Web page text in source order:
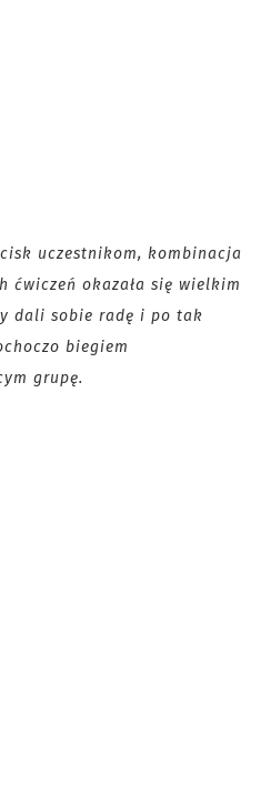
uczestnikom, kombinacja
ćwiczeń okazała się wielkim
dali sobie radę i po tak
biegiem
grupę.